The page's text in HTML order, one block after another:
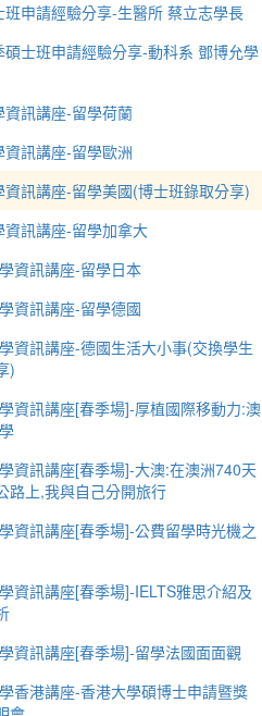
班申請經驗分享-生醫所 蔡立志學長
碩士班申請經驗分享-動科系 鄧博允學
資訊講座-留學荷蘭
訊講座-留學歐洲
資訊講座-留學美國(博士班錄取分享)
資訊講座-留學加拿大
資訊講座-留學日本
資訊講座-留學德國
資訊講座-德國生活大小事(交換學生
)
資訊講座[春季場]-厚植國際移動力:澳
資訊講座[春季場]-大澳:在澳洲740天
路上,我與自己分開旅行
資訊講座[春季場]-公費留學時光機之
資訊講座[春季場]-IELTS雅思介紹及
資訊講座[春季場]-留學法國面面觀
香港講座-香港大學碩博士申請暨獎